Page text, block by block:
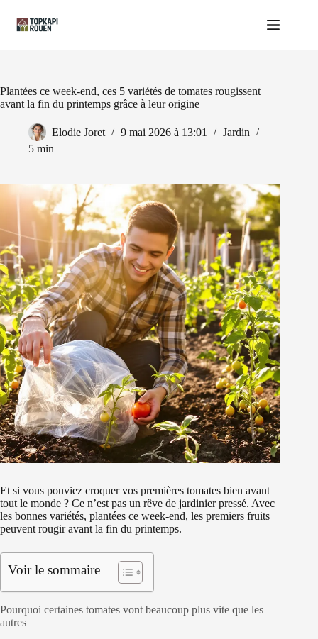
contenu
Plantées ce week-end, ces 5 variétés de tomates rougissent
avant la fin du printemps grâce à leur origine
Elodie Joret 9 mai 2026 à 13:01
Jardin
5 min
Et si vous pouviez croquer vos premières tomates bien avant
tout le monde ? Ce n’est pas un rêve de jardinier pressé. Avec
les bonnes variétés, plantées ce week-end, les premiers fruits
peuvent rougir avant la fin du printemps.
Voir le sommaire
Pourquoi certaines tomates vont beaucoup plus vite que les
autres